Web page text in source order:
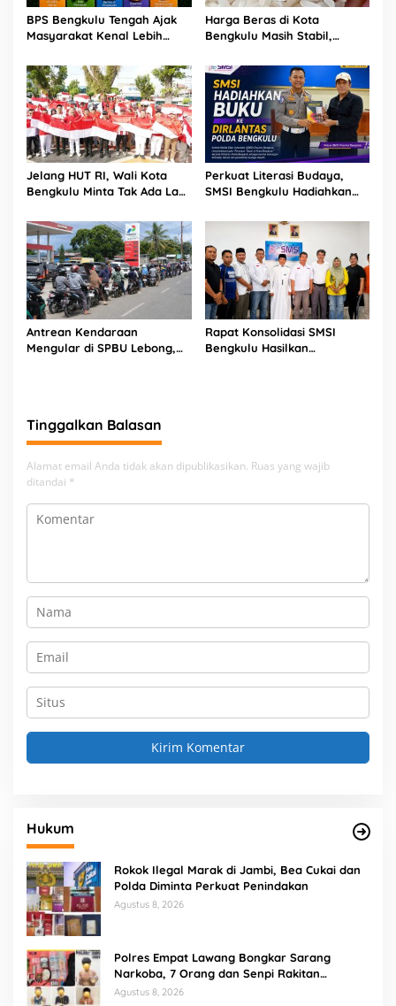
BPS Bengkulu Tengah Ajak
Masyarakat Kenal Lebih
di Berbinar
Harga Beras di Kota
Bengkulu Masih Stabil,
per Kilogram
Jelang HUT RI, Wali Kota
Bengkulu Minta Tak Ada Lagi
Pemerintah
Perkuat Literasi Budaya,
SMSI Bengkulu Hadiahkan
Polda
Antrean Kendaraan
Mengular di SPBU Lebong,
Rapat Konsolidasi SMSI
Bengkulu Hasilkan
Tinggalkan Balasan
Alamat email Anda tidak akan dipublikasikan. Ruas yang wajib
ditandai *
Hukum
Rokok Ilegal Marak di Jambi, Bea Cukai dan
Polda Diminta Perkuat Penindakan
Agustus 8, 2026
Polres Empat Lawang Bongkar Sarang
Narkoba, 7 Orang dan Senpi Rakitan
Diamankan
Agustus 8, 2026